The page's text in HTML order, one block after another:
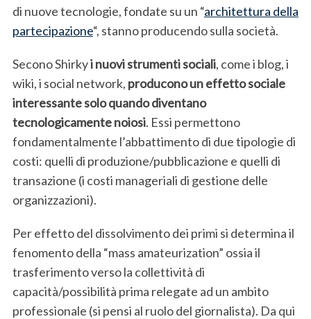
di nuove tecnologie, fondate su un “architettura della
partecipazione“, stanno producendo sulla società.
Secono Shirkyi nuovi strumenti sociali, come i blog, i
wiki, i social network, producono un effetto sociale
interessante solo quando diventano
tecnologicamente noiosi. Essi permettono
fondamentalmente l’abbattimento di due tipologie di
costi: quelli di produzione/pubblicazione e quelli di
transazione (i costi manageriali di gestione delle
organizzazioni).
Per effetto del dissolvimento dei primi si determina il
fenomento della “mass amateurization” ossia il
trasferimento verso la collettività di
capacità/possibilità prima relegate ad un ambito
professionale (si pensi al ruolo del giornalista). Da qui